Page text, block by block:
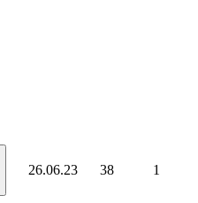
26.06.23 38 1